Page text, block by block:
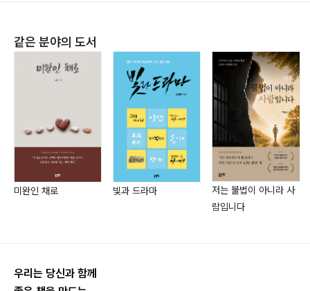
성엽이 태어나다_94
제6부 회사 소유 초대형 유조선 침몰
Persia만에서의 대참사_96
제7부 런던 해운 시장 진입
승용차로 달려 본 유럽 여행_122
같은 분야의 도서
미완인 채로 빛과 드라마
저는 불법이 아니라 사
람입니다
우리는 당신과 함께